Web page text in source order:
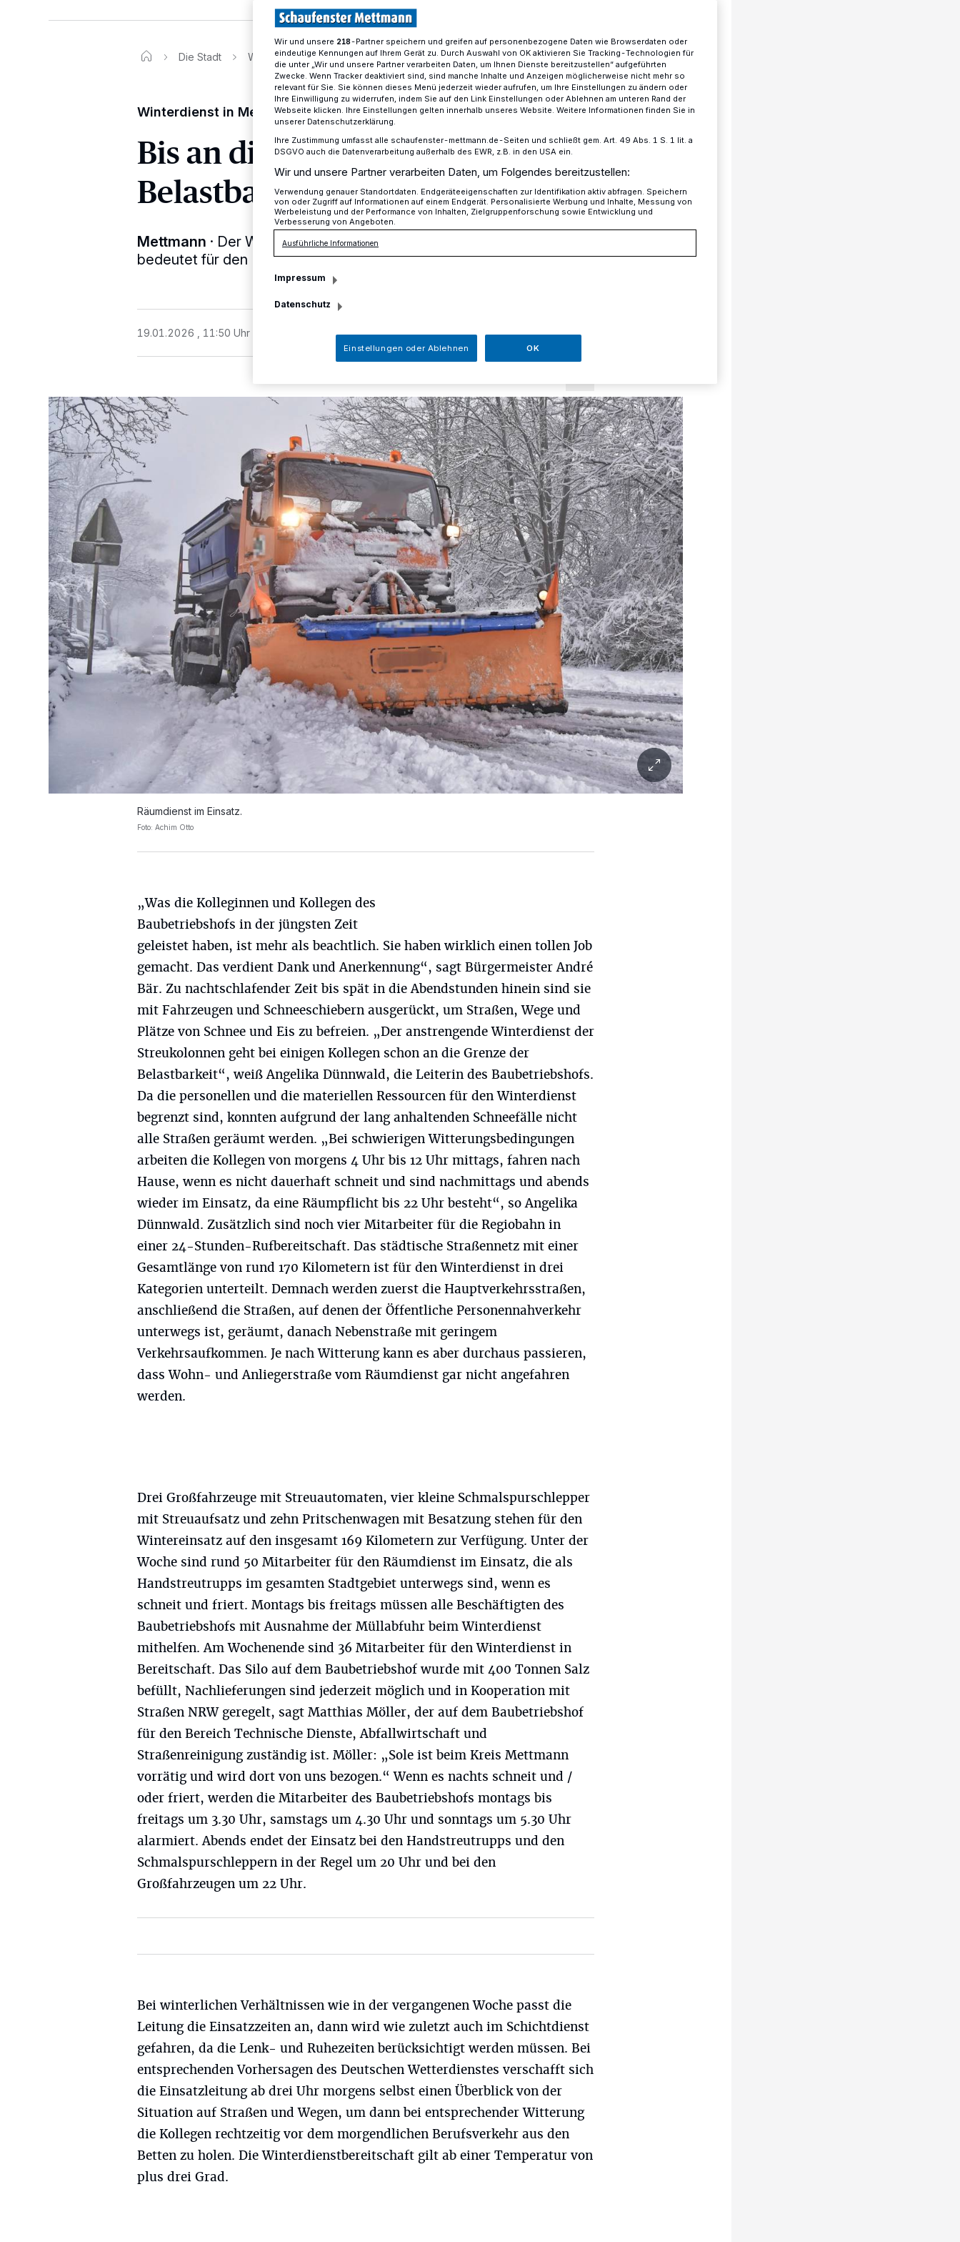
Die Stadt Winterdienst in Mettmann Bis an die Grenzen der Belastbarkeit
Winterdienst in Mettmann
Bis an die Grenzen der
Belastbarkeit
Mettmann · Der Winter hat seine Muskeln spielen lassen. Das
bedeutet für den Baubetriebshof: Dauereinsatz.
19.01.2026 , 11:50 Uhr 2 Minuten Lesezeit
Räumdienst im Einsatz.
Foto: Achim Otto
„Was die Kolleginnen und Kollegen des
Baubetriebshofs in der jüngsten Zeit
geleistet haben, ist mehr als beachtlich. Sie haben wirklich einen tollen Job
gemacht. Das verdient Dank und Anerkennung“, sagt Bürgermeister André
Bär. Zu nachtschlafender Zeit bis spät in die Abendstunden hinein sind sie
mit Fahrzeugen und Schneeschiebern ausgerückt, um Straßen, Wege und
Plätze von Schnee und Eis zu befreien. „Der anstrengende Winterdienst der
Streukolonnen geht bei einigen Kollegen schon an die Grenze der
Belastbarkeit“, weiß Angelika Dünnwald, die Leiterin des Baubetriebshofs.
Da die personellen und die materiellen Ressourcen für den Winterdienst
begrenzt sind, konnten aufgrund der lang anhaltenden Schneefälle nicht
alle Straßen geräumt werden. „Bei schwierigen Witterungsbedingungen
arbeiten die Kollegen von morgens 4 Uhr bis 12 Uhr mittags, fahren nach
Hause, wenn es nicht dauerhaft schneit und sind nachmittags und abends
wieder im Einsatz, da eine Räumpflicht bis 22 Uhr besteht“, so Angelika
Dünnwald. Zusätzlich sind noch vier Mitarbeiter für die Regiobahn in
einer 24-Stunden-Rufbereitschaft. Das städtische Straßennetz mit einer
Gesamtlänge von rund 170 Kilometern ist für den Winterdienst in drei
Kategorien unterteilt. Demnach werden zuerst die Hauptverkehrsstraßen,
anschließend die Straßen, auf denen der Öffentliche Personennahverkehr
unterwegs ist, geräumt, danach Nebenstraße mit geringem
Verkehrsaufkommen. Je nach Witterung kann es aber durchaus passieren,
dass Wohn- und Anliegerstraße vom Räumdienst gar nicht angefahren
werden.
Drei Großfahrzeuge mit Streuautomaten, vier kleine Schmalspurschlepper
mit Streuaufsatz und zehn Pritschenwagen mit Besatzung stehen für den
Wintereinsatz auf den insgesamt 169 Kilometern zur Verfügung. Unter der
Woche sind rund 50 Mitarbeiter für den Räumdienst im Einsatz, die als
Handstreutrupps im gesamten Stadtgebiet unterwegs sind, wenn es
schneit und friert. Montags bis freitags müssen alle Beschäftigten des
Baubetriebshofs mit Ausnahme der Müllabfuhr beim Winterdienst
mithelfen. Am Wochenende sind 36 Mitarbeiter für den Winterdienst in
Bereitschaft. Das Silo auf dem Baubetriebshof wurde mit 400 Tonnen Salz
befüllt, Nachlieferungen sind jederzeit möglich und in Kooperation mit
Straßen NRW geregelt, sagt Matthias Möller, der auf dem Baubetriebshof
für den Bereich Technische Dienste, Abfallwirtschaft und
Straßenreinigung zuständig ist. Möller: „Sole ist beim Kreis Mettmann
vorrätig und wird dort von uns bezogen.“ Wenn es nachts schneit und /
oder friert, werden die Mitarbeiter des Baubetriebshofs montags bis
freitags um 3.30 Uhr, samstags um 4.30 Uhr und sonntags um 5.30 Uhr
alarmiert. Abends endet der Einsatz bei den Handstreutrupps und den
Schmalspurschleppern in der Regel um 20 Uhr und bei den
Großfahrzeugen um 22 Uhr.
Bei winterlichen Verhältnissen wie in der vergangenen Woche passt die
Leitung die Einsatzzeiten an, dann wird wie zuletzt auch im Schichtdienst
gefahren, da die Lenk- und Ruhezeiten berücksichtigt werden müssen. Bei
entsprechenden Vorhersagen des Deutschen Wetterdienstes verschafft sich
die Einsatzleitung ab drei Uhr morgens selbst einen Überblick von der
Situation auf Straßen und Wegen, um dann bei entsprechender Witterung
die Kollegen rechtzeitig vor dem morgendlichen Berufsverkehr aus den
Betten zu holen. Die Winterdienstbereitschaft gilt ab einer Temperatur von
plus drei Grad.
Wir und unsere 218-Partner speichern und greifen auf personenbezogene Daten wie Browserdaten oder
eindeutige Kennungen auf Ihrem Gerät zu. Durch Auswahl von OK aktivieren Sie Tracking-Technologien für
die unter „Wir und unsere Partner verarbeiten Daten, um Ihnen Dienste bereitzustellen“ aufgeführten
Zwecke. Wenn Tracker deaktiviert sind, sind manche Inhalte und Anzeigen möglicherweise nicht mehr so
relevant für Sie. Sie können dieses Menü jederzeit wieder aufrufen, um Ihre Einstellungen zu ändern oder
Ihre Einwilligung zu widerrufen, indem Sie auf den Link Einstellungen oder Ablehnen am unteren Rand der
Webseite klicken. Ihre Einstellungen gelten innerhalb unseres Website. Weitere Informationen finden Sie in
unserer Datenschutzerklärung.
Ihre Zustimmung umfasst alle schaufenster-mettmann.de-Seiten und schließt gem. Art. 49 Abs. 1 S. 1 lit. a
DSGVO auch die Datenverarbeitung außerhalb des EWR, z.B. in den USA ein.
Wir und unsere Partner verarbeiten Daten, um Folgendes bereitzustellen:
Verwendung genauer Standortdaten. Endgeräteeigenschaften zur Identifikation aktiv abfragen. Speichern
von oder Zugriff auf Informationen auf einem Endgerät. Personalisierte Werbung und Inhalte, Messung von
Werbeleistung und der Performance von Inhalten, Zielgruppenforschung sowie Entwicklung und
Verbesserung von Angeboten.
Ausführliche Informationen
Impressum
Datenschutz
Einstellungen oder Ablehnen OK